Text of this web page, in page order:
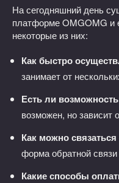
На сегодняшний день
платформе OMGOMG и
некоторые из них:
Как быстро
занимает от
Есть ли
возможен, но зависит
Как можно
форма обратной связи
Какие способы